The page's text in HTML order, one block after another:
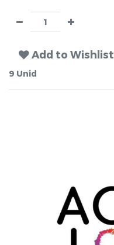
Add to Wishlist
9 Unid